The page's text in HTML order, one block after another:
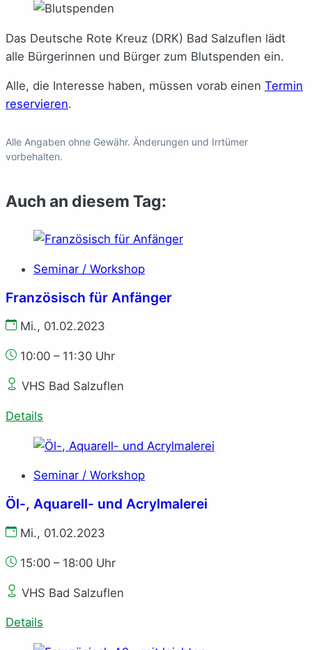
Das Deutsche Rote Kreuz (DRK) Bad Salzuflen lädt
alle Bürgerinnen und Bürger zum Blutspenden ein.
Alle, die Interesse haben, müssen vorab einen Termin
reservieren.
Alle Angaben ohne Gewähr. Änderungen und Irrtümer
vorbehalten.
Auch an diesem Tag:
Seminar / Workshop
Französisch für Anfänger
Mi., 01.02.2023
10:00 – 11:30 Uhr
VHS Bad Salzuflen
Details
Seminar / Workshop
Öl-, Aquarell- und Acrylmalerei
Mi., 01.02.2023
15:00 – 18:00 Uhr
VHS Bad Salzuflen
Details